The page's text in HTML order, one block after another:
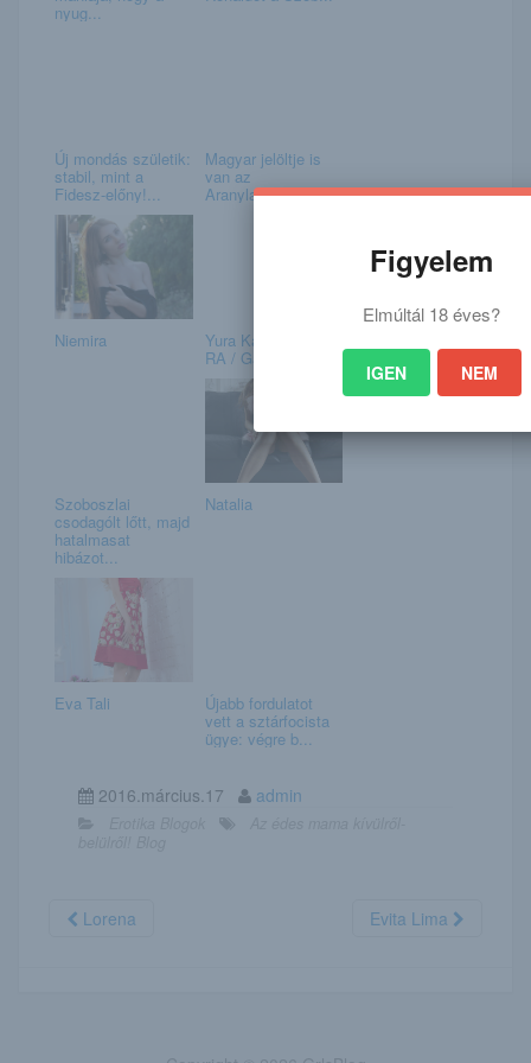
nyug...
Új mondás születik:
stabil, mint a
Fidesz-előny!...
Magyar jelöltje is
van az
Aranylabdának
Niemira Yura Kano / YU-RA-
RA / Gallery 002
Szoboszlai
csodagólt lőtt, majd
hatalmasat
hibázot...
Natalia
Eva Tali Újabb fordulatot
vett a sztárfocista
ügye: végre b...
2016.március.17 admin
Lorena Evita Lima
Figyelem
Elmúltál 18 éves?
IGEN NEM